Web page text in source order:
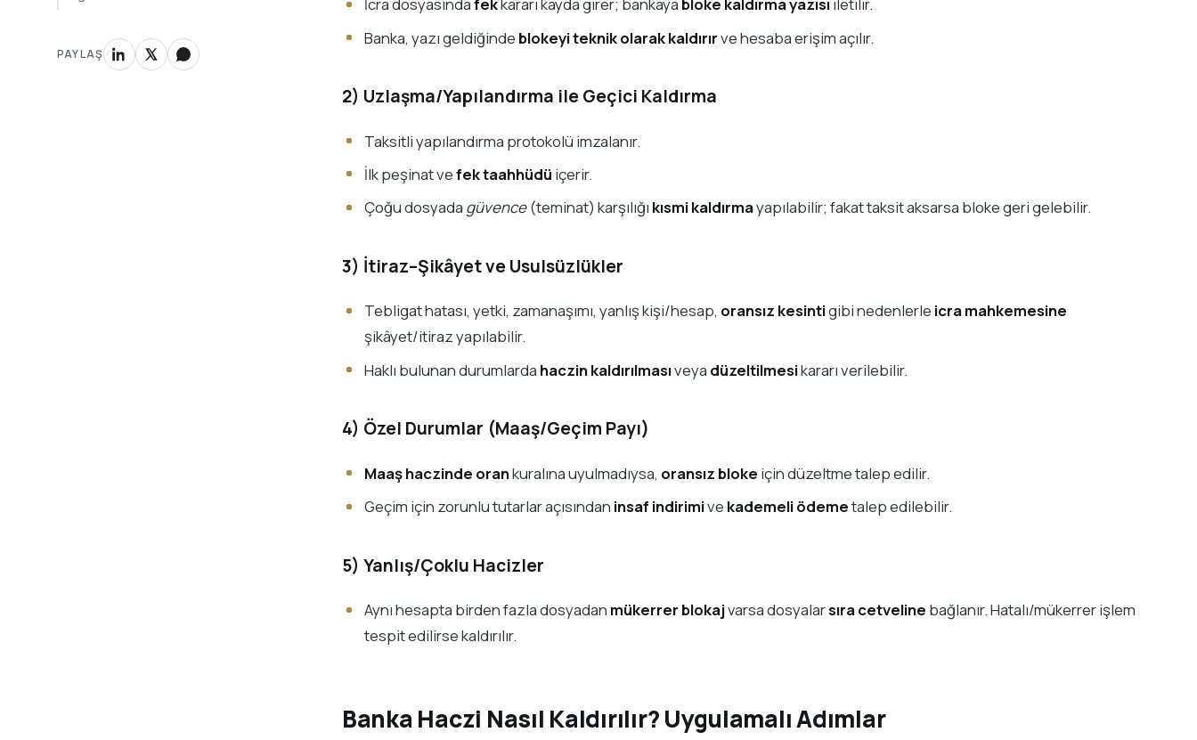
PAYLAŞ
İcra dosyasındafekkararı kayda girer; bankaya bloke kaldırma yazısıiletilir.
Banka, yazı geldiğinde blokeyi teknik olarak kaldırırve hesaba erişim açılır.
2) Uzlaşma/Yapılandırma ile Geçici Kaldırma
Taksitli yapılandırma protokolü imzalanır.
İlk peşinat vefek taahhüdü içerir.
Çoğu dosyada güvence(teminat) karşılığı kısmi kaldırmayapılabilir; fakat taksit aksarsa bloke geri gelebilir.
3) İtiraz–Şikâyet ve Usulsüzlükler
Tebligat hatası, yetki, zamanaşımı, yanlış kişi/hesap, oransız kesintigibi nedenlerle icra mahkemesine
şikâyet/itiraz yapılabilir.
Haklı bulunan durumlarda haczin kaldırılmasıveya düzeltilmesikararı verilebilir.
4) Özel Durumlar (Maaş/Geçim Payı)
Maaş haczinde orankuralına uyulmadıysa, oransız bloke için düzeltme talep edilir.
Geçim için zorunlu tutarlar açısından insaf indirimive kademeli ödemetalep edilebilir.
5) Yanlış/Çoklu Hacizler
Aynı hesapta birden fazla dosyadan mükerrer blokajvarsa dosyalarsıra cetveline bağlanır. Hatalı/mükerrer işlem
tespit edilirse kaldırılır.
Banka Haczi Nasıl Kaldırılır? Uygulamalı Adımlar